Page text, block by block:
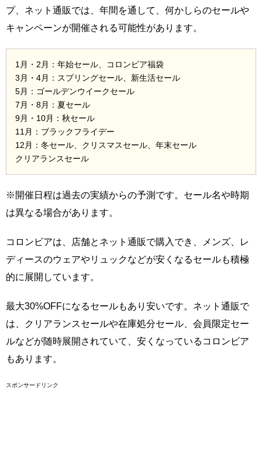
プ、ネット通販では、年間を通して、何かしらのセールや
キャンペーンが開催される可能性があります。
1月・2月：年始セール、コロンビア福袋
3月・4月：スプリングセール、新生活セール
5月：ゴールデンウイークセール
7月・8月：夏セール
9月・10月：秋セール
11月：ブラックフライデー
12月：冬セール、クリスマスセール、年末セール
クリアランスセール
※開催日程は過去の実績からの予測です。セール名や時期
は異なる場合があります。
コロンビアは、店舗とネット通販で購入でき、メンズ、レ
ディースのウェアやリュックなどが安くなるセールも積極
的に展開しています。
最大30%OFFになるセールもあり安いです。ネット通販で
は、クリアランスセールや在庫処分セール、会員限定セー
ルなどが随時展開されていて、安くなっているコロンビア
もあります。
スポンサードリンク